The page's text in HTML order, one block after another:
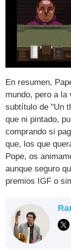
En resumen,
mundo, pero a la
subtítulo de "Un
que ni pintado,
comprando si
que, los que
Pope, os
aunque seguro
premios IGF o